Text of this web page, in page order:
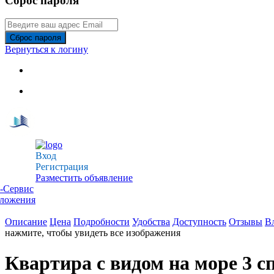
Сброс пароля
Вернуться к логину
Вход
Регистрация
Разместить объявление
Описание Цена Подробности Удобства Доступность Отзывы
нажмите, чтобы увидеть все изображения
Квартира с видом на море 3